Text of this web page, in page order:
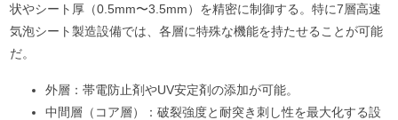
状やシート厚（0.5mm〜3.5mm）を精密に制御する。特に7層高速
気泡シート製造設備では、各層に特殊な機能を持たせることが可能
だ。
外層：帯電防止剤やUV安定剤の添加が可能。
中間層（コア層）：破裂強度と耐突き刺し性を最大化する設